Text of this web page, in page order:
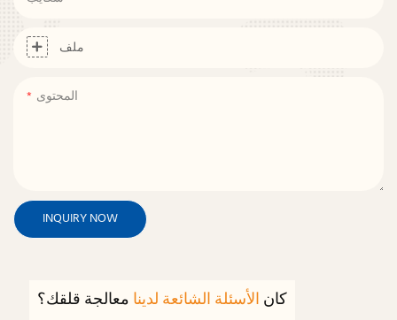
ملف
المحتوى
INQUIRY NOW
كان الأسئلة الشائعة لدينا معالجة قلقك؟